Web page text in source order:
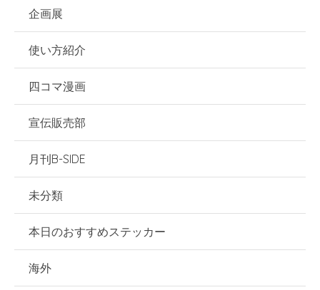
企画展
使い方紹介
四コマ漫画
宣伝販売部
月刊B-SIDE
未分類
本日のおすすめステッカー
海外